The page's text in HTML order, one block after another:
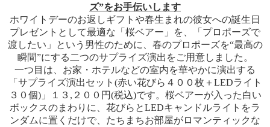
ズ”をお手伝いします
ホワイトデーのお返しギフトや春生まれの彼女への誕生日
プレゼントとして最適な「桜ベアー」を、「プロポーズで
渡したい」という男性のために、春のプロポーズを“最高の
瞬間”にする二つのサプライズ演出をご用意しました。
一つ目は、お家・ホテルなどの室内を華やかに演出する
「サプライズ演出セット(赤い花びら４００枚＋LEDライト
３０個)」１３,２００円(税込)です。桜ベアーが入った白い
ボックスのまわりに、花びらとLEDキャンドルライトをラ
ンダムに置くだけで、たちまちお部屋がロマンティックな